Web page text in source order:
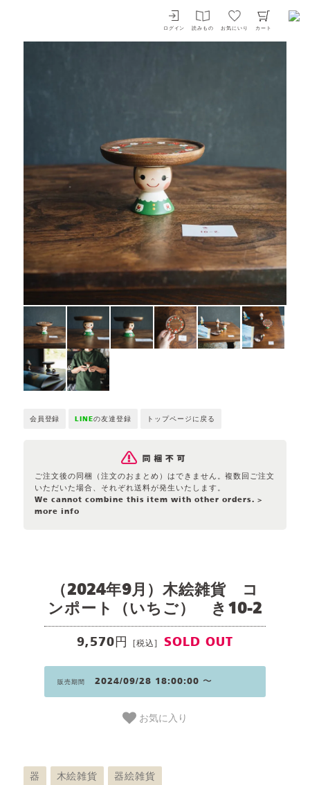
ログイン 読みもの お気にいり カート
会員登録 LINEの友達登録 トップページに戻る
ご注文後の同梱（注文のおまとめ）はできません。複数回ご注文
いただいた場合、それぞれ送料が発生いたします。
We cannot combine this item with other orders. >
more info
（2024年9月）木絵雑貨 コ
ンポート（いちご） き10-2
9,570円 [税込] SOLD OUT
販売期間 2024/09/28 18:00:00 〜
お気に入り
器 木絵雑貨 器絵雑貨